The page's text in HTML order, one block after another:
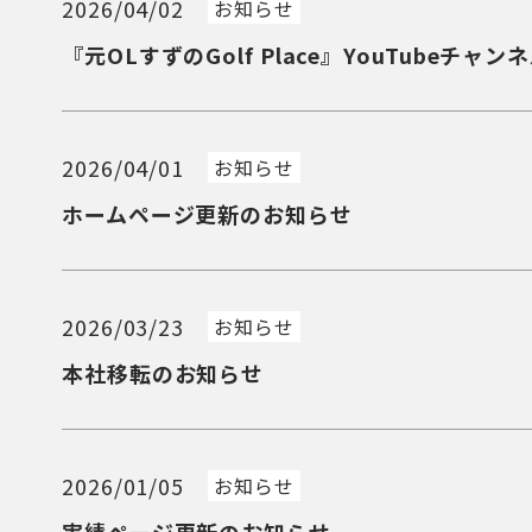
2026/04/02 お知らせ
『元OLすずのGolf Place』YouTubeチャン
2026/04/01 お知らせ
ホームページ更新のお知らせ
2026/03/23 お知らせ
本社移転のお知らせ
2026/01/05 お知らせ